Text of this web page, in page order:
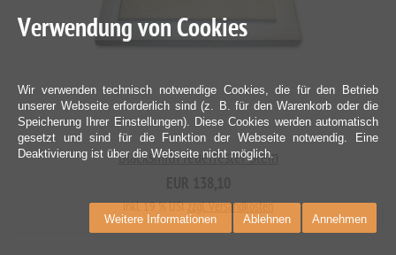
Blacksmith feuerfester Stein
inkl. 19 % UStzzgl. Versandkosten
Verwendung von Cookies
Wir verwenden technisch notwendige Cookies, die für den Betrieb
unserer Webseite erforderlich sind (z. B. für den Warenkorb oder die
Speicherung Ihrer Einstellungen). Diese Cookies werden automatisch
gesetzt und sind für die Funktion der Webseite notwendig. Eine
Deaktivierung ist über die Webseite nicht möglich.
Annehmen
Ablehnen
Weitere Informationen